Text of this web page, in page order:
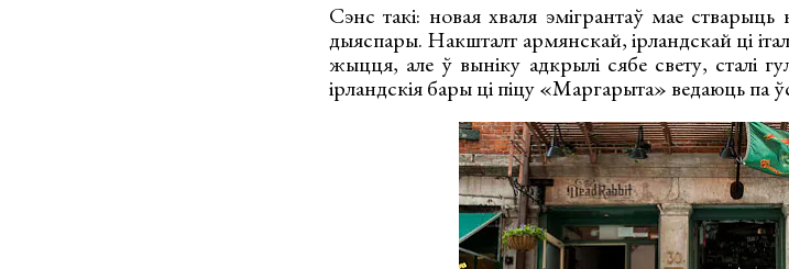
Сэнс такі: новая хваля эмігрантаў мае
дыяспары. Накшталт армянскай, ірландскай ці
жыцця, але ў выніку адкрылі сябе свету, сталі
ірландскія бары ці піцу «Маргарыта» ведаюць па